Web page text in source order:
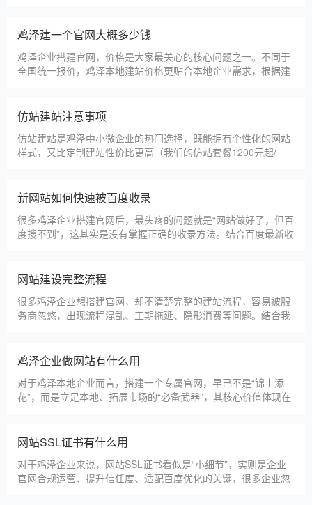
甲装服饰（上海）有限公司
狮羊科技（上海）有限公司
淄博利安机电科技有限公司
更多案例